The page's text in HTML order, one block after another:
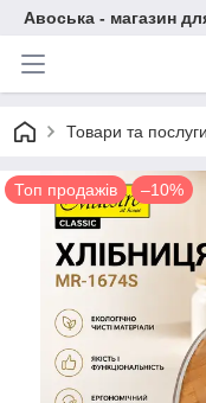
Авоська - магазин
Товари та послуги
Топ продажів –10%